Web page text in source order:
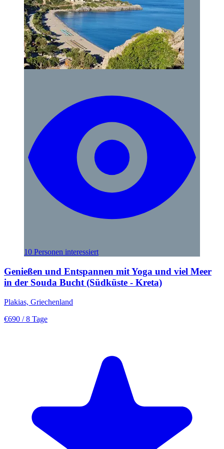
10 Personen interessiert
Genießen und Entspannen mit Yoga und viel Meer
in der Souda Bucht (Südküste - Kreta)
Plakias, Griechenland
€690 / 8 Tage